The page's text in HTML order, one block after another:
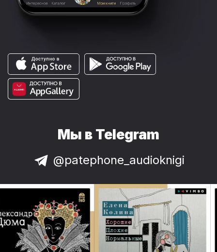
Мы в Telegram
@patephone_audioknigi